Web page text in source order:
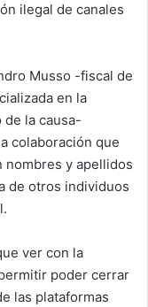
ilegal de canales
Musso -fiscal de
en la
la causa-
colaboración que
nombres y apellidos
de otros individuos
ver con la
poder cerrar
las plataformas